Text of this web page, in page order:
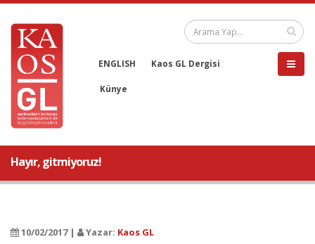
ENGLISH Kaos GL Dergisi
Künye
Hayır, gitmiyoruz!
10/02/2017 | Yazar: Kaos GL